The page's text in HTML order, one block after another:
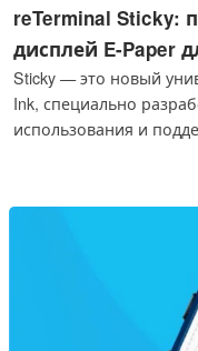
reTerminal Sticky:
дисплей E-Paper
Sticky — это новый
Ink, специально
использования и